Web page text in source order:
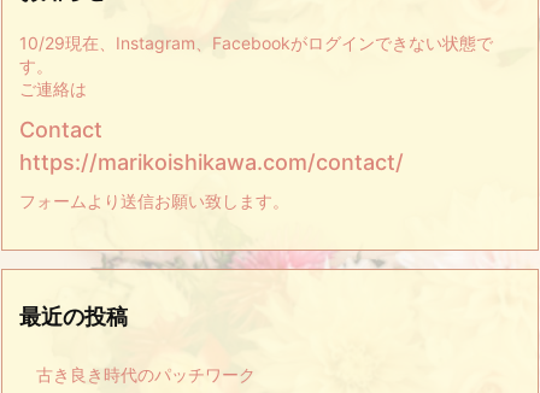
10/29現在、Instagram、Facebookがログインできない状態で
す。
ご連絡は
Contact
https://marikoishikawa.com/contact/
フォームより送信お願い致します。
最近の投稿
古き良き時代のパッチワーク